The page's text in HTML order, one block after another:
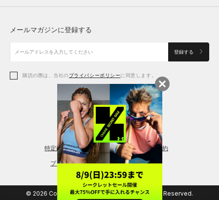
アクセサリー
アクセサリー
シューズ
アクセサリー
レギンス＆タイツ
シューズ
メールマガジンに登録する
登録する
購読の際は、当社のプライバシーポリシーに同意します。
特定商取引法に基づく通販の表記 会員規約
プライバシーポリシー
© 2026 Copyright DOME Corporation. All Rights Reserved.